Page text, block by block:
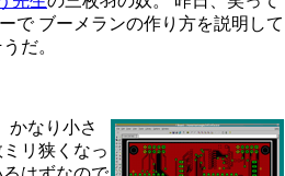
で ブーメランの作り方を説明して
だ。
かなり小さ
リ狭くなっ